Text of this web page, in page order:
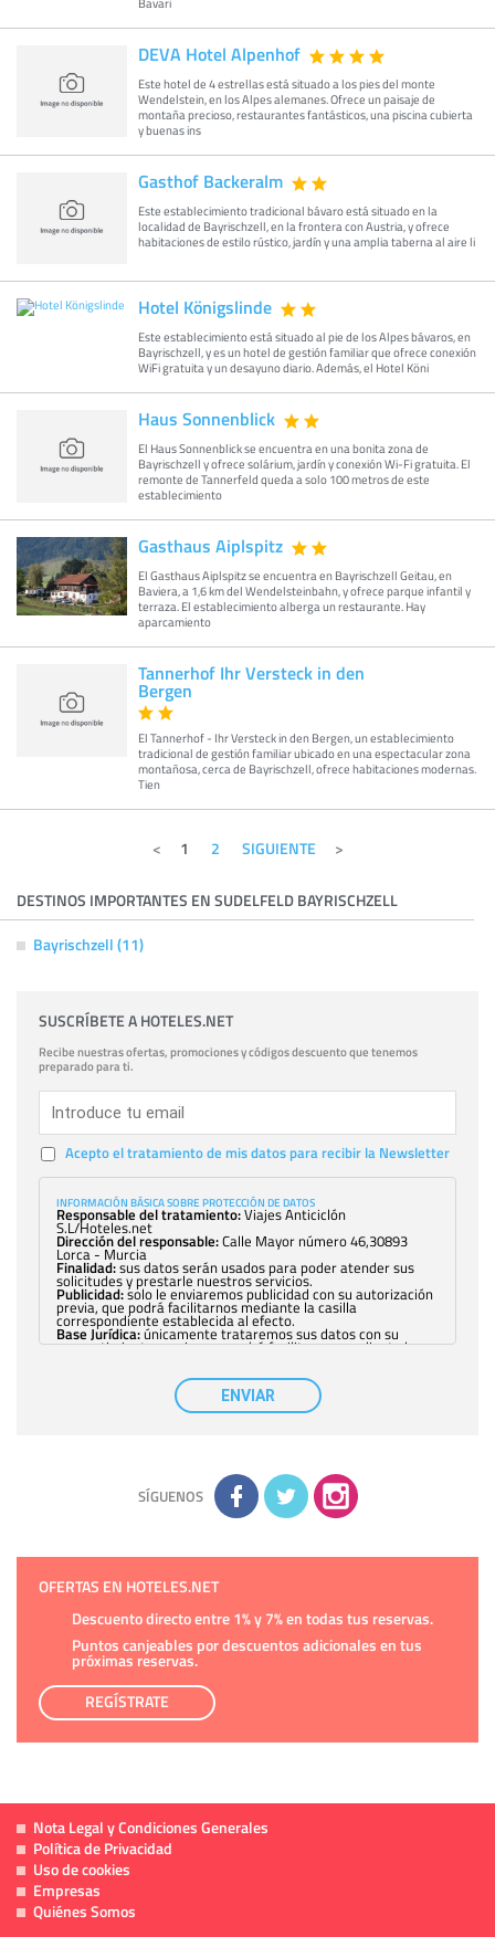
DEVA Hotel Alpenhof
Este hotel de 4 estrellas está situado a los pies del monte
Wendelstein, en los Alpes alemanes. Ofrece un paisaje de
montaña precioso, restaurantes fantásticos, una piscina cubierta
y buenas ins
Gasthof Backeralm
Este establecimiento tradicional bávaro está situado en la
localidad de Bayrischzell, en la frontera con Austria, y ofrece
habitaciones de estilo rústico, jardín y una amplia taberna al aire li
Hotel Königslinde
Este establecimiento está situado al pie de los Alpes bávaros, en
Bayrischzell, y es un hotel de gestión familiar que ofrece conexión
WiFi gratuita y un desayuno diario. Además, el Hotel Köni
Haus Sonnenblick
El Haus Sonnenblick se encuentra en una bonita zona de
Bayrischzell y ofrece solárium, jardín y conexión Wi-Fi gratuita. El
remonte de Tannerfeld queda a solo 100 metros de este
establecimiento
Gasthaus Aiplspitz
El Gasthaus Aiplspitz se encuentra en Bayrischzell Geitau, en
Baviera, a 1,6 km del Wendelsteinbahn, y ofrece parque infantil y
terraza. El establecimiento alberga un restaurante. Hay
aparcamiento
Tannerhof Ihr Versteck in den
Bergen
El Tannerhof - Ihr Versteck in den Bergen, un establecimiento
tradicional de gestión familiar ubicado en una espectacular zona
montañosa, cerca de Bayrischzell, ofrece habitaciones modernas.
Tien
1 2 SIGUIENTE
DESTINOS IMPORTANTES EN SUDELFELD BAYRISCHZELL
Bayrischzell (11)
SUSCRÍBETE A HOTELES.NET
Recibe nuestras ofertas, promociones y códigos descuento que tenemos
preparado para ti.
Acepto el tratamiento de mis datos para recibir la Newsletter
INFORMACIÓN BÁSICA SOBRE PROTECCIÓN DE DATOS
Responsable del tratamiento:Viajes Anticiclón
S.L/Hoteles.net
Dirección del responsable:Calle Mayor número 46,30893
Lorca - Murcia
Finalidad:sus datos serán usados para poder atender sus
solicitudes y prestarle nuestros servicios.
Publicidad:solo le enviaremos publicidad con su autorización
previa, que podrá facilitarnos mediante la casilla
correspondiente establecida al efecto.
Base Jurídica:únicamente trataremos sus datos con su
consentimiento previo, que podrá facilitarnos mediante la
con carácter general, sólo el personal de
nuestra entidad que esté debidamente autorizado podrá
tener conocimiento de la información que le pedimos. No se
comunicarán datos a terceros.
adicional y detallada sobre cómo tratamos sus datos en la
política de privacidad
ENVIAR
SÍGUENOS
OFERTAS EN HOTELES.NET
Descuento directo entre 1% y 7% en todas tus reservas.
Puntos canjeables por descuentos adicionales en tus
próximas reservas.
REGÍSTRATE
Nota Legal y Condiciones Generales
Política de Privacidad
Uso de cookies
Empresas
Quiénes Somos